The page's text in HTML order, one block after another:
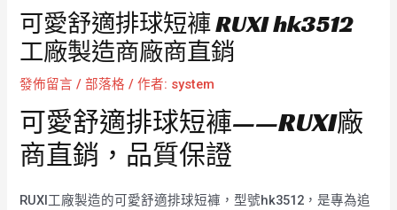
可愛舒適排球短褲 RUXI hk3512
工廠製造商廠商直銷
發佈留言 /部落格 / 作者: system
可愛舒適排球短褲——RUXI廠
商直銷，品質保證
RUXI工廠製造的可愛舒適排球短褲，型號hk3512，是專為追